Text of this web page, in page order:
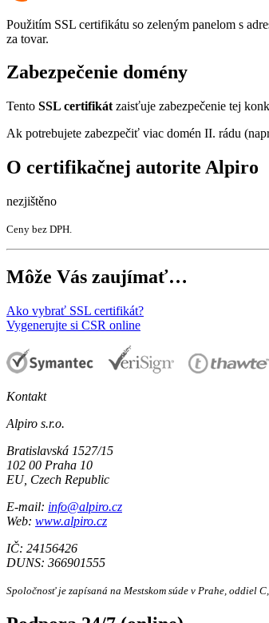
Použitím SSL certifikátu so zeleným panelom s
za tovar.
Zabezpečenie domény
Tento SSL certifikát zaisťuje zabezpečenie tej
Ak potrebujete zabezpečiť viac domén II. rádu
O certifikačnej autorite Alpiro
nezjištěno
Ceny bez DPH.
Môže Vás zaujímať…
Ako vybrať SSL certifikát?
Vygenerujte si CSR online
Kontakt
Alpiro s.r.o.
Bratislavská 1527/15
102 00 Praha 10
EU, Czech Republic
E-mail: info@alpiro.cz
Web: www.alpiro.cz
IČ: 24156426
DUNS: 366901555
Spoločnosť je zapísaná na Mestskom súde v Prahe, oddiel